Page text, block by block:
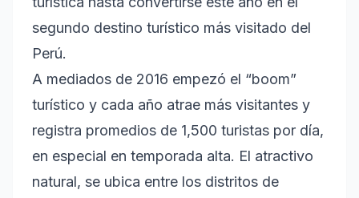
segundo destino turístico más visitado del
Perú.
A mediados de 2016 empezó el “boom”
turístico y cada año atrae más visitantes y
registra promedios de 1,500 turistas por día,
en especial en temporada alta. El atractivo
natural, se ubica entre los distritos de